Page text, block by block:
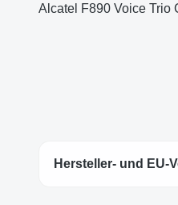
Alcatel F890 Voice Trio
Hersteller- und EU-